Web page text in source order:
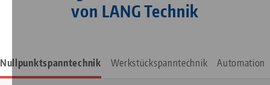
von LANG Technik
Nullpunktspanntechnik Werkstückspanntechnik Automation